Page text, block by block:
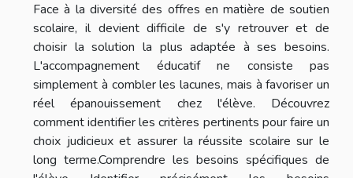
Face à la diversité des offres en matière de soutien
scolaire, il devient difficile de s'y retrouver et de
choisir la solution la plus adaptée à ses besoins.
L'accompagnement éducatif ne consiste pas
simplement à combler les lacunes, mais à favoriser un
réel épanouissement chez l'élève. Découvrez
comment identifier les critères pertinents pour faire un
choix judicieux et assurer la réussite scolaire sur le
long terme.Comprendre les besoins spécifiques de